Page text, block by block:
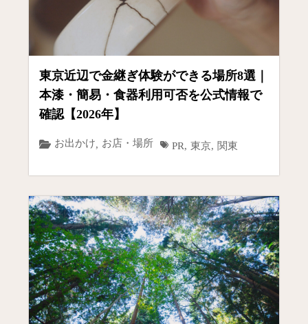
東京近辺で金継ぎ体験ができる場所8選｜
本漆・簡易・食器利用可否を公式情報で
確認【2026年】
お出かけ, お店・場所 PR, 東京, 関東